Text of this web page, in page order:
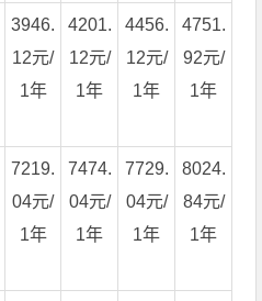
3946.
12元/
1年
4201.
12元/
1年
4456.
12元/
1年
4751.
92元/
1年
7219.
04元/
1年
7474.
04元/
1年
7729.
04元/
1年
8024.
84元/
1年